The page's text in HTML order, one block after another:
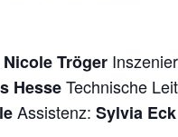
Tröger
HesseTechnische
Assistenz: Sylvia Eck